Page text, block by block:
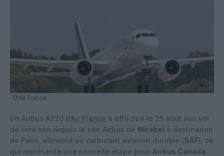
@Air France
Un Airbus A220 d’Air France a effectué le 25 août son vol
de livraison depuis le site Airbus de Mirabel à destination
de Paris, alimenté au carburant aviation durable (SAF), ce
qui représente une nouvelle étape pour Airbus Canada :